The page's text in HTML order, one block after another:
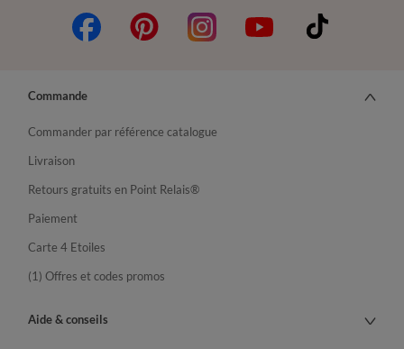
Commande
Commander par référence catalogue
Livraison
Retours gratuits en Point Relais®
Paiement
Carte 4 Etoiles
(1) Offres et codes promos
Aide & conseils